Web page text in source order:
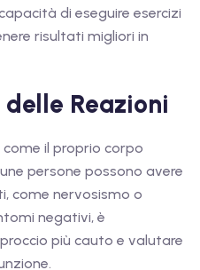
di eseguire esercizi
risultati migliori in
Reazioni
il proprio corpo
persone possono avere
come nervosismo o
negativi, è
più cauto e valutare